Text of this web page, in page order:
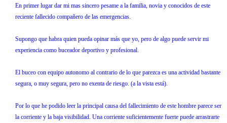
En primer lugar dar mi mas sincero pesame a la familia, novia y conocidos de este
reciente fallecido compañero de las emergencias.
Supongo que habra quien pueda opinar más que yo, pero de algo puede servir mi
experiencia como buceador deportivo y profesional.
El buceo con equipo autonomo al contrario de lo que parezca es una actividad bastante
segura, o muy segura, pero no exenta de riesgo. (a la vista está).
Por lo que he podido leer la principal causa del fallecimiento de este hombre parece ser
la corriente y la baja visibilidad. Una corriente suficientemente fuerte puede arrastrarte